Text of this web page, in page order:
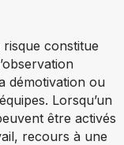
constitue
démotivation ou
Lorsqu’un
être activés
recours à une